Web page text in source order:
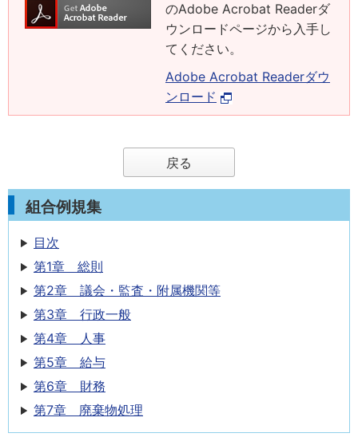
のAdobe Acrobat Readerダ
ウンロードページから入手し
てください。
Adobe Acrobat Readerダウ
ンロード
戻る
組合例規集
目次
第1章 総則
第2章 議会・監査・附属機関等
第3章 行政一般
第4章 人事
第5章 給与
第6章 財務
第7章 廃棄物処理